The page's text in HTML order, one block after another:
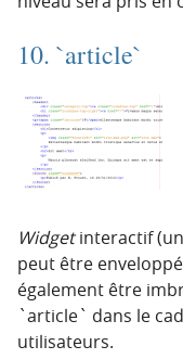
10. `article`
Widgetinteractif
peut être
également être
`article` dans le
utilisateurs.